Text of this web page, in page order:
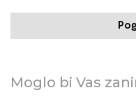
Moglo bi Vas